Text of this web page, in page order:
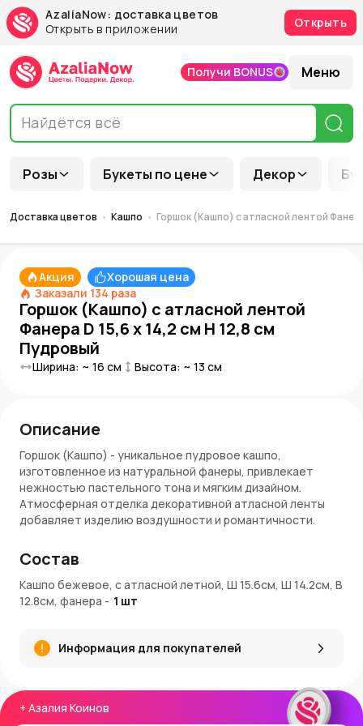
AzaliaNow: доставка цветов
Открыть в приложении
Открыть
Розы Букеты по цене Декор
Получи BONUS Меню
Доставка цветов Кашпо Горшок (Кашпо) с атласной лентой
Акция
Хорошая цена
Заказали 134 раза
Горшок (Кашпо) с атласной лентой
Фанера D 15,6 x 14,2 см H 12,8 см
Пудровый
Ширина: ~ 16 см Высота: ~ 13 см
+ Азалия Коинов
Описание
Горшок (Кашпо) - уникальное пудровое кашпо,
изготовленное из натуральной фанеры, привлекает
нежностью пастельного тона и мягким дизайном.
Атмосферная отделка декоративной атласной ленты
добавляет изделию воздушности и романтичности.
Высота: 12,8 см
Форма: квадратная
Отделка: атласная лента
Цвет: пудровый
Купить кашпо можно в AzaliaNow с доставкой по Москве
Состав
Кашпо бежевое, с атласной летной, Ш 15.6см, Ш 14.2см, В
12.8см, фанера - 1 шт
Информация для покупателей